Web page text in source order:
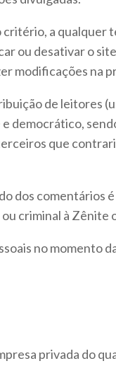
a qualquer
ou desativar o
modificações na
de leitores
e democrático,
que
dos comentários
criminal à Zênite
no momento
privada do